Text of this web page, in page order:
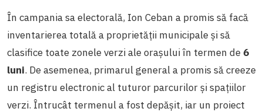
În campania sa electorală, Ion Ceban a promis să facă
inventarierea totală a proprietății municipale și să
clasifice toate zonele verzi ale orașului în termen de 6
luni. De asemenea, primarul general a promis să creeze
un registru electronic al tuturor parcurilor și spațiilor
verzi. Întrucât termenul a fost depășit, iar un proiect